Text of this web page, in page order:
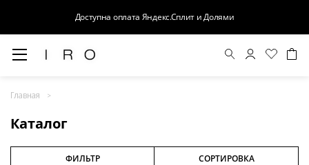
Доступна оплата Яндекс.Сплит и Долями
Главная
Каталог
ФИЛЬТР СОРТИРОВКА